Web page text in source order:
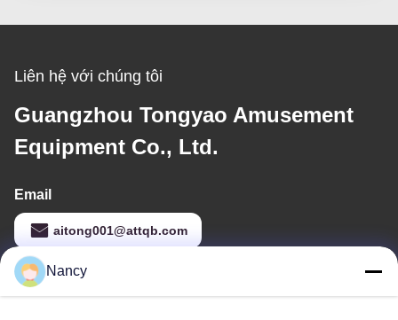
Liên hệ với chúng tôi
Guangzhou Tongyao Amusement
Equipment Co., Ltd.
Email
aitong001@attqb.com
Địa chỉ của tôi
Nancy